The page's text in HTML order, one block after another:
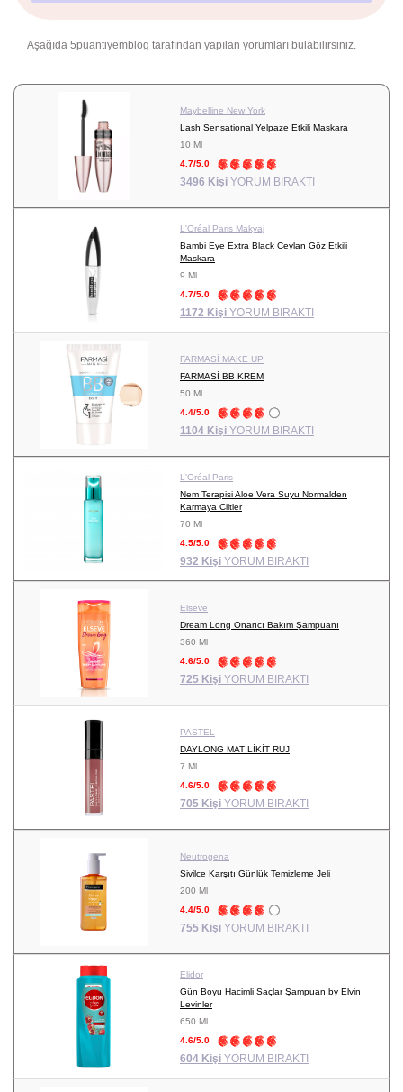
Aşağıda 5puantiyemblog tarafından yapılan yorumları bulabilirsiniz.
Maybelline New York
Lash Sensational Yelpaze Etkili Maskara
10 Ml
4.7/5.0
3496 Kişi YORUM BIRAKTI
L'Oréal Paris Makyaj
Bambi Eye Extra Black Ceylan Göz Etkili
Maskara
9 Ml
4.7/5.0
1172 Kişi YORUM BIRAKTI
FARMASİ MAKE UP
FARMASİ BB KREM
50 Ml
4.4/5.0
1104 Kişi YORUM BIRAKTI
L'Oréal Paris
Nem Terapisi Aloe Vera Suyu Normalden
Karmaya Ciltler
70 Ml
4.5/5.0
932 Kişi YORUM BIRAKTI
Elseve
Dream Long Onarıcı Bakım Şampuanı
360 Ml
4.6/5.0
725 Kişi YORUM BIRAKTI
PASTEL
DAYLONG MAT LİKİT RUJ
7 Ml
4.6/5.0
705 Kişi YORUM BIRAKTI
Neutrogena
Sivilce Karşıtı Günlük Temizleme Jeli
200 Ml
4.4/5.0
755 Kişi YORUM BIRAKTI
Elidor
Gün Boyu Hacimli Saçlar Şampuan by Elvin
Levinler
650 Ml
4.6/5.0
604 Kişi YORUM BIRAKTI